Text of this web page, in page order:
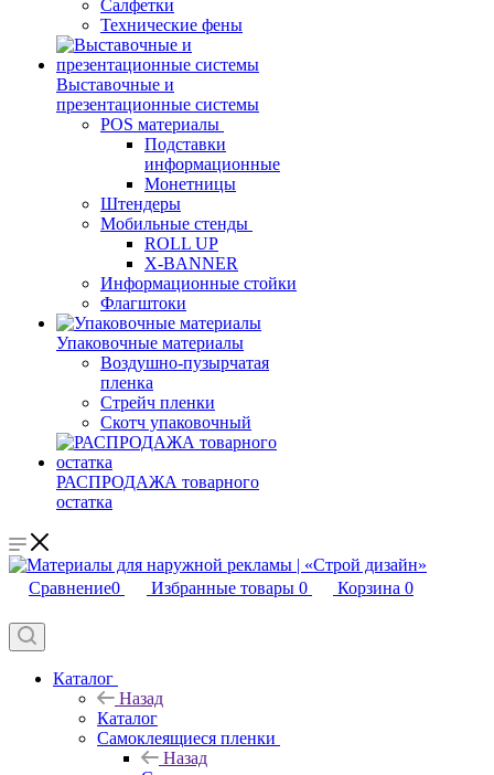
Салфетки
Технические фены
Выставочные и
презентационные системы
POS материалы
Подставки
информационные
Монетницы
Штендеры
Мобильные стенды
ROLL UP
X-BANNER
Информационные стойки
Флагштоки
Упаковочные материалы
Воздушно-пузырчатая
пленка
Стрейч пленки
Скотч упаковочный
РАСПРОДАЖА товарного
остатка
Сравнение0 Избранные товары 0 Корзина 0
Каталог
Назад
Каталог
Самоклеящиеся пленки
Назад